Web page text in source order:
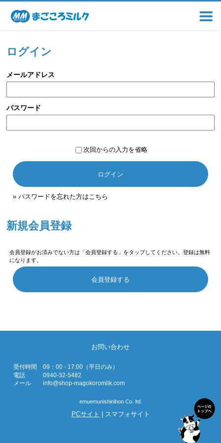
ログイン
メールアドレス
パスワード
次回からの入力を省略
ログイン
» パスワードを忘れた方はこちら
新規会員登録
会員登録がお済みでない方は「会員登録する」をタップしてください。登録は無料
になります。
会員登録する
お問い合わせ
受付時間
09：00 - 17:00（平日のみ）
電話
0940-32-5482
メール
info@shop-magokoromilk.com
emuemunishinihon Co. ltd.
PCサイト | スマフォサイト